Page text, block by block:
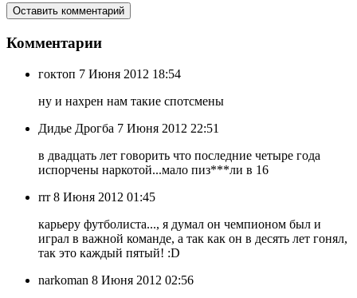
Комментарии
гоктоп 7 Июня 2012 18:54
ну и нахрен нам такие спотсмены
Дидье Дрогба 7 Июня 2012 22:51
в двадцать лет говорить что последние четыре года
испорчены наркотой...мало пиз***ли в 16
rrr8 Июня 2012 01:45
карьеру футболиста..., я думал он чемпионом был и
играл в важной команде, а так как он в десять лет гонял,
так это каждый пятый! :D
narkoman 8 Июня 2012 02:56